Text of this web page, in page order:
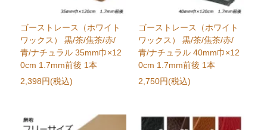
ゴーストレース（ホワイト
ワックス） 黒/茶/焦茶/赤/
青/ナチュラル 35mm巾×12
0cm 1.7mm前後 1本
2,398円(税込)
ゴーストレース（ホワイト
ワックス） 黒/茶/焦茶/赤/
青/ナチュラル 40mm巾×12
0cm 1.7mm前後 1本
2,750円(税込)